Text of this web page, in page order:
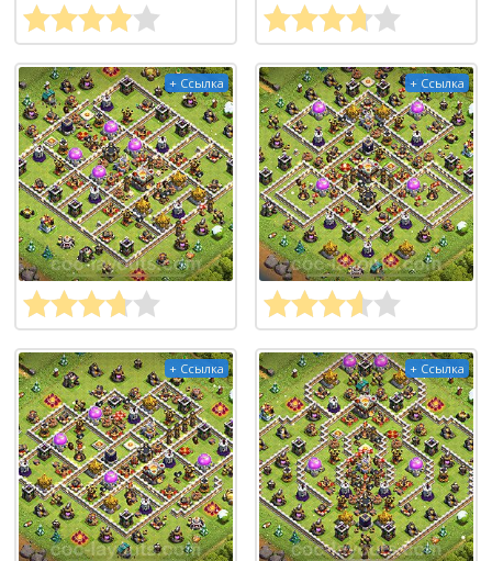
+ Ссылка + Ссылка
+ Ссылка + Ссылка